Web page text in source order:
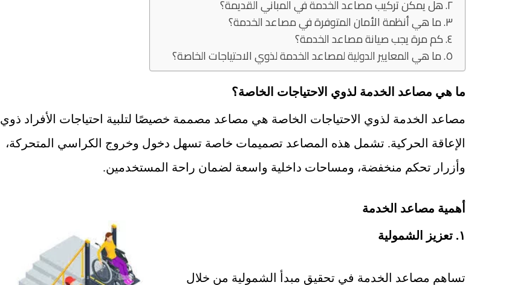
٢. هل يمكن تركيب مصاعد الخدمة في المباني القديمة؟
٣. ما هي أنظمة الأمان المتوفرة في مصاعد الخدمة؟
٤. كم مرة يجب صيانة مصاعد الخدمة؟
٥. ما هي المعايير الدولية لمصاعد الخدمة لذوي الاحتياجات الخاصة؟
ما هي مصاعد الخدمة لذوي الاحتياجات الخاصة؟
مصاعد الخدمة لذوي الاحتياجات الخاصة هي مصاعد مصممة خصيصًا لتلبية احتياجات الأفراد ذوي
الإعاقة الحركية. تشمل هذه المصاعد تصميمات خاصة تسهل دخول وخروج الكراسي المتحركة،
وأزرار تحكم منخفضة، ومساحات داخلية واسعة لضمان راحة المستخدمين.
أهمية مصاعد الخدمة
١. تعزيز الشمولية
تساهم مصاعد الخدمة في تحقيق مبدأ الشمولية من خلال